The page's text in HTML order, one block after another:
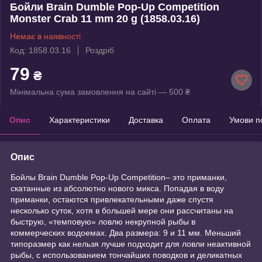
Бойли Brain Dumble Pop-Up Competition
Monster Crab 11 mm 20 g (1858.03.16)
Немає в наявності
Код: 1858.03.16
Роздріб
79 ₴
Мінімальна сума замовлення на сайті — 500 ₴
Опис Характеристики Доставка Оплата Умови
Опис
Бойлы Brain Dumble Pop-Up Competition– это приманки,
скатанные из абсолютно нового микса. Попадая в воду
приманки, остаются привлекательными даже спустя
несколько суток, хотя в большей мере они рассчитаны на
быструю, «темповую» ловлю некрупной рыбы в
коммерческих водоемах. Два размера: 9 и 11 мм. Меньший
типоразмер как нельзя лучше подходит для ловли неактивной
рыбы, с использованием тончайших поводков и деликатных